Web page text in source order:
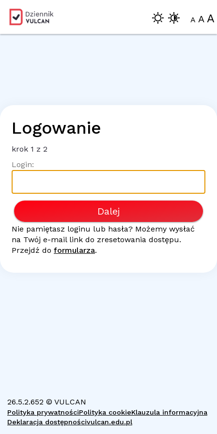
A A A
Logowanie
krok 1 z 2
Login:
Dalej
Nie pamiętasz loginu lub hasła? Możemy wysłać
na Twój e-maillink do zresetowania dostępu.
Przejdź do formularza.
26.5.2.652 © VULCAN
Polityka prywatnościPolityka cookieKlauzula informacyjna
Deklaracja dostępnościvulcan.edu.pl